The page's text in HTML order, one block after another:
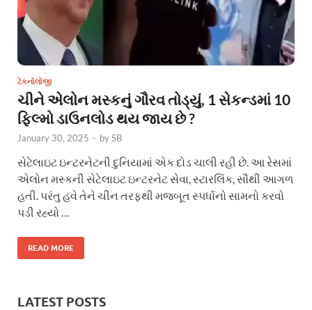
ટેકનોલોજી
ચીને એલોન મસ્કનું ગૌરવ તોડ્યું, 1 સેકન્ડમાં 10
ફિલ્મો ડાઉનલોડ થય જાય છે ?
January 30, 2025 - bySB
સેટેલાઇટ ઇન્ટરનેટની દુનિયામાં એક દોડ ચાલી રહી છે. આ રેસમાં
એલોન મસ્કની સેટેલાઇટ ઇન્ટરનેટ સેવા, સ્ટારલિંક, સૌથી આગળ
હતી. પરંતુ હવે તેને ચીન તરફથી મજબૂત સ્પર્ધાનો સામનો કરવો
પડી રહ્યો …
READ MORE
LATEST POSTS